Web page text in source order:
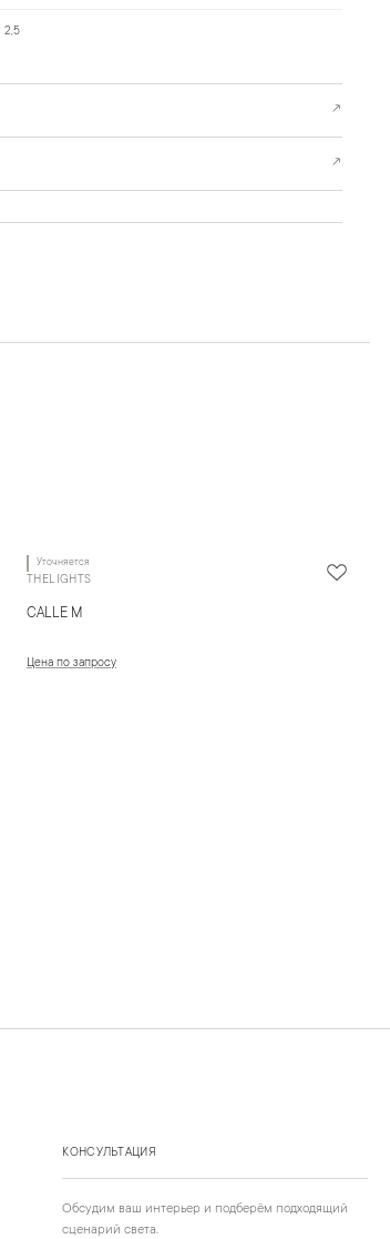
2,5
↗
↗
Уточняется
THELIGHTS
CALLE M
Цена по запросу
КОНСУЛЬТАЦИЯ
Обсудим ваш интерьер и подберём подходящий
сценарий света.